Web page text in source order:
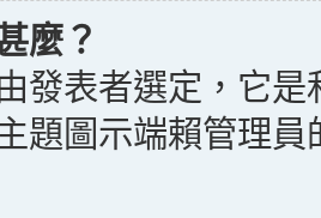
麼？
發表者選定，它
題圖示端賴管理員